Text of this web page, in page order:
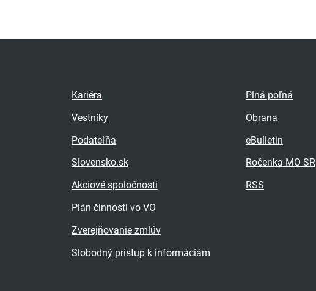
Kariéra
Vestníky
Podateľňa
Slovensko.sk
Akciové spoločnosti
Plán činnosti vo VO
Zverejňovanie zmlúv
Slobodný prístup k informáciám
Plná poľná
Obrana
eBulletin
Ročenka MO SR
RSS